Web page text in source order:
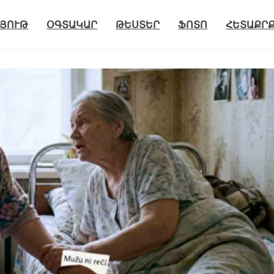
ՕԳՏԱԿԱՐ ԹԵՍՏԵՐ ՖՈՏՈ